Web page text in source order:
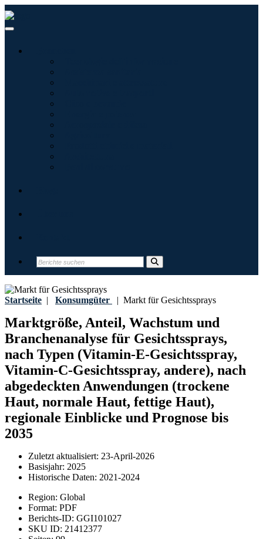
Startseite | Konsumgüter | Markt für Gesichtssprays
Marktgröße, Anteil, Wachstum und
Branchenanalyse für Gesichtssprays,
nach Typen (Vitamin-E-Gesichtsspray,
Vitamin-C-Gesichtsspray, andere), nach
abgedeckten Anwendungen (trockene
Haut, normale Haut, fettige Haut),
regionale Einblicke und Prognose bis
2035
Zuletzt aktualisiert: 23-April-2026
Basisjahr: 2025
Historische Daten: 2021-2024
Region: Global
Format: PDF
Berichts-ID: GGI101027
SKU ID: 21412377